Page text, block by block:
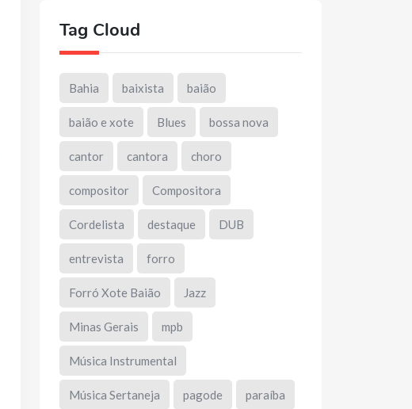
Tag Cloud
Bahia baixista baião
baião e xote Blues bossa nova
cantor cantora choro
compositor Compositora
Cordelista destaque DUB
entrevista forro
Forró Xote Baião Jazz
Minas Gerais mpb
Música Instrumental
Música Sertaneja pagode paraíba